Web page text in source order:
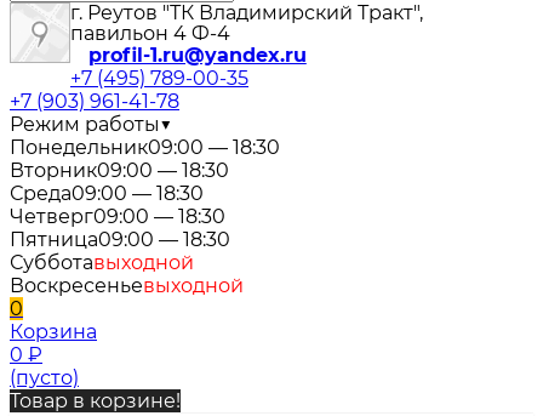
г. Реутов "ТК Владимирский Тракт",
павильон 4 Ф-4
profil-1.ru@yandex.ru
+7 (495) 789-00-35
+7 (903) 961-41-78
Режим работы▼
Понедельник09:00 — 18:30
Вторник09:00 — 18:30
Среда09:00 — 18:30
Четверг09:00 — 18:30
Пятница09:00 — 18:30
Субботавыходной
Воскресеньевыходной
0
Корзина
0 ₽
(пусто)
Товар в корзине!